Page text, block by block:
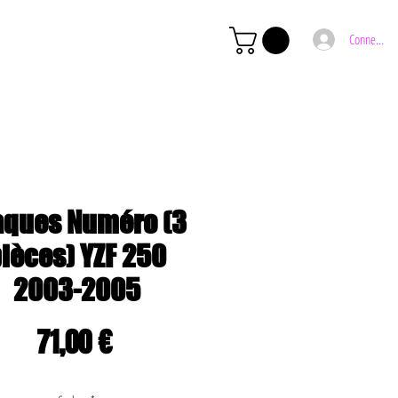
Connexion
Numéro (3
YZF 250
2003-2005
71,00 €Prix